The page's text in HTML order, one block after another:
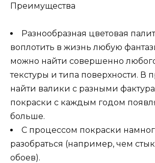
Преимущества
Разнообразная цветовая
воплотить в жизнь любую
можно найти совершенно любого
текстуры и типа поверхности. В
найти валики с разными
покраски с каждым годом
больше.
С процессом покраски
разобраться (например, чем
обоев).